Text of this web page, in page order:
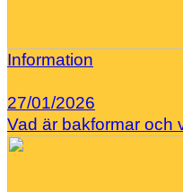
Information
27/01/2026
Vad är bakformar och